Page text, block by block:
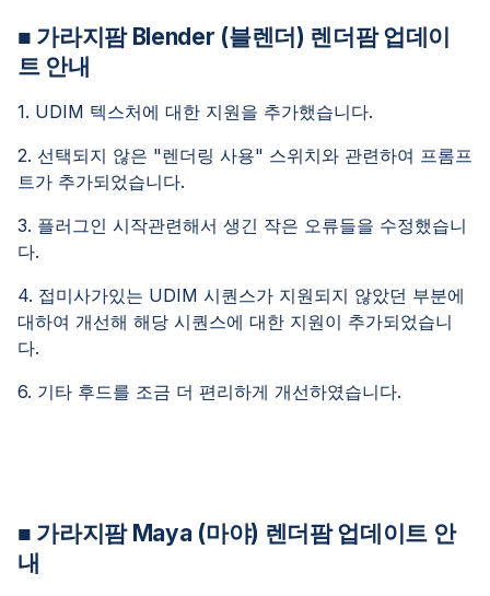
■ 가라지팜 Blender (블렌더) 렌더팜 업데이
트 안내
1. UDIM 텍스처에 대한 지원을 추가했습니다.
2. 선택되지 않은 "렌더링 사용" 스위치와 관련하여 프롬프
트가 추가되었습니다.
3. 플러그인 시작관련해서 생긴 작은 오류들을 수정했습니
다.
4. 접미사가있는 UDIM 시퀀스가 지원되지 않았던 부분에
대하여 개선해 해당 시퀀스에 대한 지원이 추가되었습니
다.
6. 기타 후드를 조금 더 편리하게 개선하였습니다.
■ 가라지팜 Maya (마야) 렌더팜 업데이트 안
내